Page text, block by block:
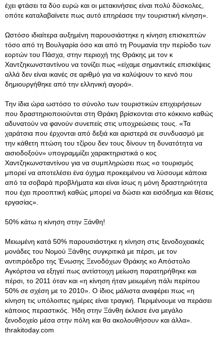
έχει φτάσει τα δύο ευρώ και οι μετακινήσεις είναι πολύ δύσκολες,
οπότε καταλαβαίνετε πως αυτό επηρέασε την τουριστική κίνηση».
Ωστόσο ιδιαίτερα αυξημένη παρουσιάστηκε η κίνηση επισκεπτών
τόσο από τη Βουλγαρία όσο και από τη Ρουμανία την περίοδο των
εορτών του Πάσχα, στην περιοχή της Θράκης με τον κ
Χαντζηκωνσταντίνου να τονίζει πως «είχαμε σημαντικές επισκέψεις
αλλά δεν είναι ικανές σε αριθμό για να καλύψουν το κενό που
δημιουργήθηκε από την ελληνική αγορά».
Την ίδια ώρα ωστόσο το σύνολο των τουριστικών επιχειρήσεων
που δραστηριοποιούνται στη Θράκη βρίσκονται στο κόκκινο καθώς
αδυνατούν να φανούν συνεπείς στις υποχρεώσεις τους . «Τα
χαράτσια που έρχονται από δεξιά και αριστερά σε συνδυασμό με
την κάθετη πτώση του τζίρου δεν τους δίνουν τη δυνατότητα να
αισιοδοξούν» υπογραμμίζει χαρακτηριστικά ο κος
Χαντζηκωνσταντίνου για να συμπληρώσει πως «ο τουρισμός
μπορεί να αποτελέσει ένα όχημα προκειμένου να λύσουμε κάποια
από τα σοβαρά προβλήματα και είναι ίσως η μόνη δραστηριότητα
που έχει προοπτική καθώς μπορεί να δώσει και εισόδημα και θέσεις
εργασίας».
50% κάτω η κίνηση στην Ξάνθη!
Μειωμένη κατά 50% παρουσιάστηκε η κίνηση στις ξενοδοχειακές
μονάδες του Νομού Ξάνθης συγκριτικά με πέρσι, με τον
αντιπρόεδρο της Ένωσης Ξενοδόχων Θράκης κο Απόστολο
Αγκόρτσα να εξηγεί πως αντίστοιχη μείωση παρατηρήθηκε και
πέρσι, το 2011 όταν και «η κίνηση ήταν μειωμένη πάλι περίπου
50% σε σχέση με το 2010». Ο ίδιος μάλιστα αναφέρει πως «η
κίνηση τις υπόλοιπες ημέρες είναι τραγική. Περιμένουμε να περάσει
κάποιος περαστικός. Ήδη στην Ξάνθη έκλεισε ένα μεγάλο
ξενοδοχείο μέσα στην πόλη και θα ακολουθήσουν και άλλα».
thrakitoday.com